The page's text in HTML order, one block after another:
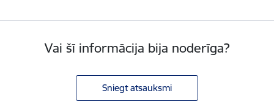
Vai šī informācija bija noderīga?
Sniegt atsauksmi